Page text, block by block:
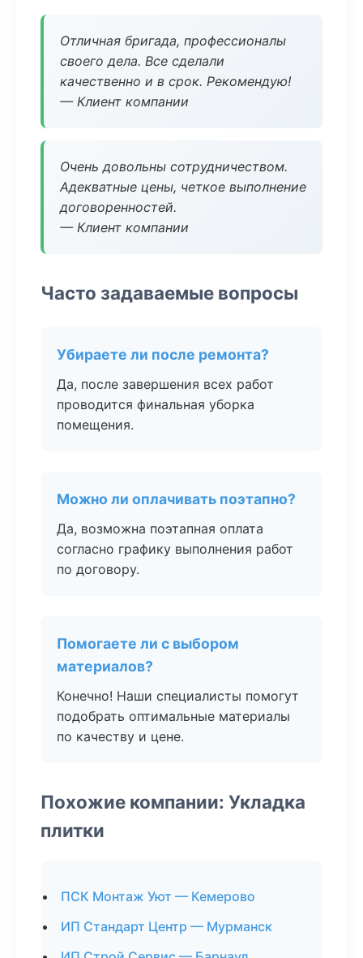
Отличная бригада, профессионалы
своего дела. Все сделали
качественно и в срок. Рекомендую!
— Клиент компании
Очень довольны сотрудничеством.
Адекватные цены, четкое выполнение
договоренностей.
— Клиент компании
Часто задаваемые вопросы
Убираете ли после ремонта?
Да, после завершения всех работ
проводится финальная уборка
помещения.
Можно ли оплачивать поэтапно?
Да, возможна поэтапная оплата
согласно графику выполнения работ
по договору.
Помогаете ли с выбором
материалов?
Конечно! Наши специалисты помогут
подобрать оптимальные материалы
по качеству и цене.
Похожие компании: Укладка
плитки
ПСК Монтаж Уют — Кемерово
ИП Стандарт Центр — Мурманск